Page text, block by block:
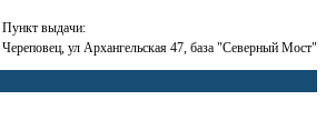
Пункт выдачи:
Череповец, ул Архангельская 47, база "Северный Мост"